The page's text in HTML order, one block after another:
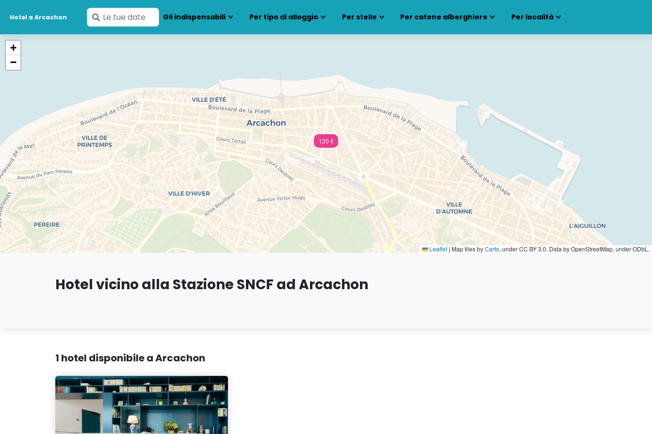
Hotel a Arcachon
Inserisci
le
Gli indispensabili Per tipo di alloggio Per stelle Per catene alberghiere Per località
120 €
+
−
Leaflet | Map tiles byCarto, under CC BY 3.0. Data by OpenStreetMap, under ODbL.
Hotel vicino alla Stazione SNCF ad Arcachon
1 hotel disponibile a Arcachon